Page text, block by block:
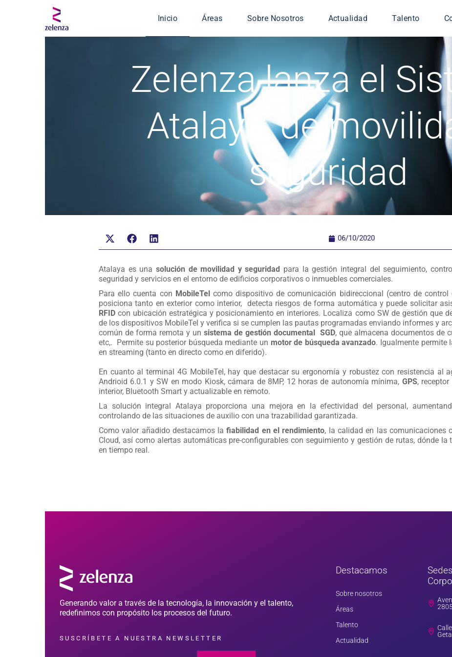
Inicio Áreas
Ingeniería TIC
Seguridad
Salud Digital
Sobre Nosotros Actualidad Talento
Zelenza lanza el
Atalaya, de
seguridad
06/10/2020
Atalaya es una solución de movilidad y seguridad para la gestión integral del seguimiento,
seguridad y servicios en el entorno de edificios corporativos o inmuebles comerciales.
Para ello cuenta con MobileTelcomo dispositivo de comunicación bidireccional (centro de
posiciona tanto en exterior como interior, detecta riesgos de forma automática y puede solicitar
RFID con ubicación estratégica y posicionamiento en interiores. Localiza como SW de gestión que
de los dispositivos MobileTel y verifica si se cumplen las pautas programadas enviando informes y
común de forma remota y un sistema de gestión documental SGD, que almacena documentos de
etc,. Permite su posterior búsqueda mediante un motor de búsqueda avanzado. Igualmente permite
en streaming (tanto en directo como en diferido).
En cuanto al terminal 4G MobileTel, hay que destacar su ergonomía y robustez con resistencia al
Andrioid 6.0.1 y SW en modo Kiosk, cámara de 8MP, 12 horas de autonomía mínima, GPS,
interior, Bluetooth Smart y actualizable en remoto.
La solución integral Atalaya proporciona una mejora en la efectividad del personal,
controlando de las situaciones de auxilio con una trazabilidad garantizada.
Como valor añadido destacamos lafiabilidad en el rendimiento, la calidad en las comunicaciones
Cloud, así como alertas automáticas pre-configurables con seguimiento y gestión de rutas, dónde la
en tiempo real.
Generando valor a través de la tecnología, la innovación y el talento,
redefinimos con propósito los procesos del futuro.
SUSCRÍBETE A NUESTRA NEWSLETTER
Destacamos
Sobre nosotros
Áreas
Talento
Actualidad
Sedes